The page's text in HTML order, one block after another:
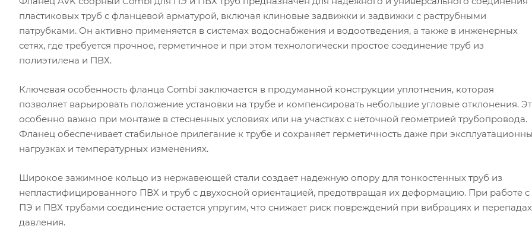
пластиковых труб с фланцевой арматурой, включая клиновые задвижки и задвижки с раструбными
патрубками. Он активно применяется в системах водоснабжения и водоотведения, а также в инженерных
сетях, где требуется прочное, герметичное и при этом технологически простое соединение труб из
полиэтилена и ПВХ.
Ключевая особенность фланца Combi заключается в продуманной конструкции уплотнения, которая
позволяет варьировать положение установки на трубе и компенсировать небольшие угловые отклонения.
особенно важно при монтаже в стесненных условиях или на участках с неточной геометрией трубопровода.
Фланец обеспечивает стабильное прилегание к трубе и сохраняет герметичность даже при
нагрузках и температурных изменениях.
Широкое зажимное кольцо из нержавеющей стали создает надежную опору для тонкостенных труб из
непластифицированного ПВХ и труб с двухосной ориентацией, предотвращая их деформацию. При работе с
ПЭ и ПВХ трубами соединение остается упругим, что снижает риск повреждений при вибрациях и перепадах
давления.